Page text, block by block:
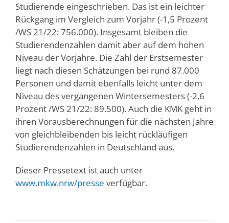
Studierende eingeschrieben. Das ist ein leichter
Rückgang im Vergleich zum Vorjahr (-1,5 Prozent
/WS 21/22: 756.000). Insgesamt bleiben die
Studierendenzahlen damit aber auf dem hohen
Niveau der Vorjahre. Die Zahl der Erstsemester
liegt nach diesen Schätzungen bei rund 87.000
Personen und damit ebenfalls leicht unter dem
Niveau des vergangenen Wintersemesters (-2,6
Prozent /WS 21/22: 89.500). Auch die KMK geht in
ihren Vorausberechnungen für die nächsten Jahre
von gleichbleibenden bis leicht rückläufigen
Studierendenzahlen in Deutschland aus.
Dieser Pressetext ist auch unter
www.mkw.nrw/presse verfügbar.